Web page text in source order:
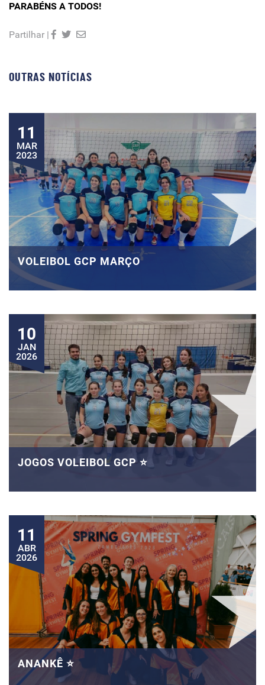
PARABÉNS A TODOS!
Partilhar |
OUTRAS NOTÍCIAS
11
MAR
2023
VOLEIBOL GCP MARÇO
10
JAN
2026
JOGOS VOLEIBOL GCP ⭐
11
ABR
2026
ANANKÊ ⭐